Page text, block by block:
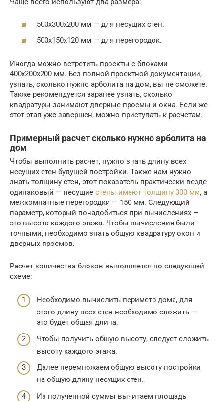
Чаще всего используют два размера:
500x300x200 мм — для несущих стен.
500x150x120 мм — для перегородок.
Иногда можно встретить проекты с блоками
400х200х200 мм. Без полной проектной документации,
узнать, сколько нужно арболита на дом, вы не сможете.
Также рекомендуется заранее узнать, сколько
квадратуры занимают дверные проемы и окна. Если же
этот этап уже завершен, можно приступать к расчетам.
Примерный расчет сколько нужно арболита на
дом
Чтобы выполнить расчет, нужно знать длину всех
несущих стен будущей постройки. Также нам нужно
знать толщину стен, этот показатель практически везде
одинаковый — несущие стены имеют толщину 300 мм, а
межкомнатные перегородки — 150 мм. Следующий
параметр, который понадобиться при вычислениях —
это высота каждого этажа. Чтобы вычисления были
точными, необходимо знать общую квадратуру окон и
дверных проемов.
Расчет количества блоков выполняется по следующей
схеме:
Необходимо вычислить периметр дома, для
этого длину всех стен необходимо сложить —
это будет общая длина.
Чтобы получить общую высоту, следует сложить
высоту каждого этажа.
Далее перемножаем общую высоту постройки
на общую длину несущих стен.
Из полученной суммы вычитаем площадь